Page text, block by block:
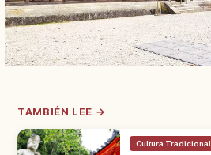
TAMBIÉN LEE →
Cultura Tradicional